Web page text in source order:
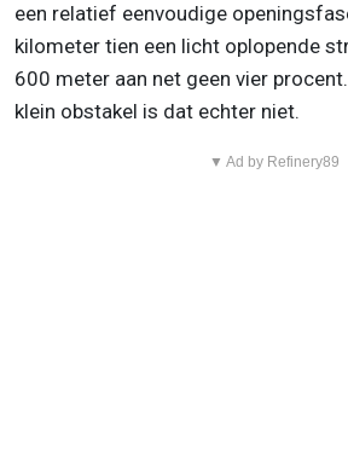
een relatief eenvoudige
kilometer tien een licht oplopende
600 meter aan net geen vier
klein obstakel is dat echter niet.
▼ Ad by Refinery89